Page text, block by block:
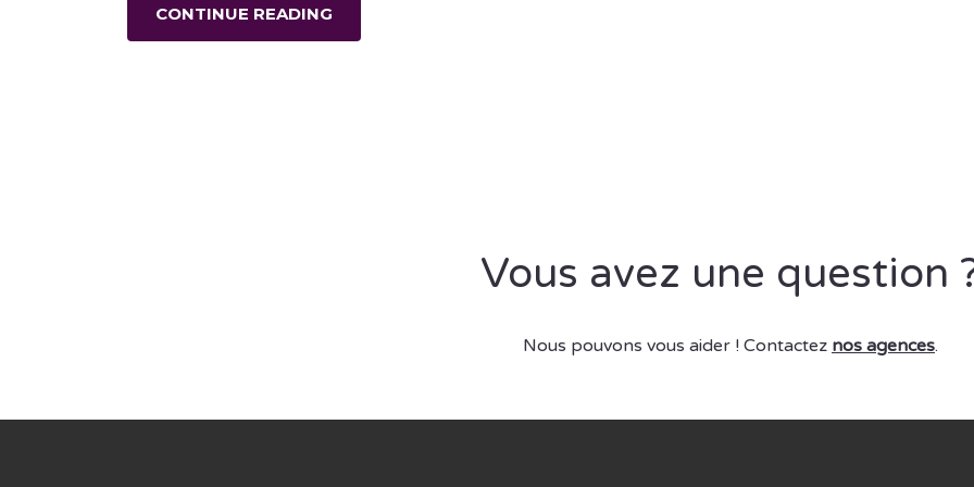
CONTINUE READING
Vous avez une question
Nous pouvons vous aider ! Contactez nos agences.